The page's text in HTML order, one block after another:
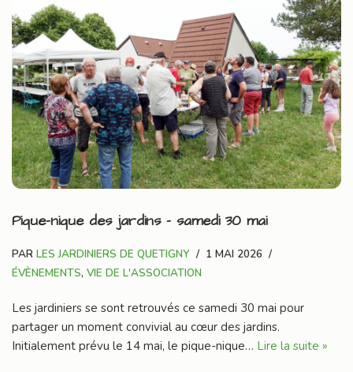
Pique-nique des jardins – samedi 30 mai
PAR LES JARDINIERS DE QUETIGNY
1 MAI 2026
ÉVÈNEMENTS, VIE DE L'ASSOCIATION
Les jardiniers se sont retrouvés ce samedi 30 mai pour
partager un moment convivial au cœur des jardins.
Initialement prévu le 14 mai, le pique-nique… Lire la suite »